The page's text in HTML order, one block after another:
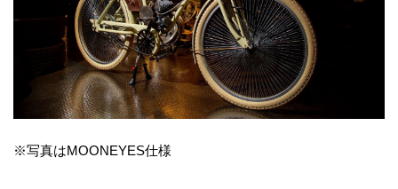
※写真はMOONEYES仕様